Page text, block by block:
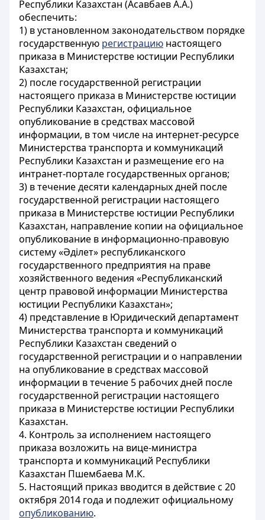
Республики Казахстан (Асавбаев А.А.)
обеспечить:
1) в установленном законодательством порядке
государственную регистрацию настоящего
приказа в Министерстве юстиции Республики
Казахстан;
2) после государственной регистрации
настоящего приказа в Министерстве юстиции
Республики Казахстан, официальное
опубликование в средствах массовой
информации, в том числе на интернет-ресурсе
Министерства транспорта и коммуникаций
Республики Казахстан и размещение его на
интранет-портале государственных органов;
3) в течение десяти календарных дней после
государственной регистрации настоящего
приказа в Министерстве юстиции Республики
Казахстан, направление копии на официальное
опубликование в информационно-правовую
систему «Әділет» республиканского
государственного предприятия на праве
хозяйственного ведения «Республиканский
центр правовой информации Министерства
юстиции Республики Казахстан»;
4) представление в Юридический департамент
Министерства транспорта и коммуникаций
Республики Казахстан сведений о
государственной регистрации и о направлении
на опубликование в средствах массовой
информации в течение 5 рабочих дней после
государственной регистрации настоящего
приказа в Министерстве юстиции Республики
Казахстан.
4. Контроль за исполнением настоящего
приказа возложить на вице-министра
транспорта и коммуникаций Республики
Казахстан Пшембаева М.К.
5. Настоящий приказ вводится в действие с 20
октября 2014 года и подлежит официальному
опубликованию.